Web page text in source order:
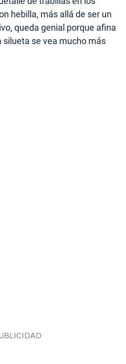
hebilla, más allá de ser un
queda genial porque afina
silueta se vea mucho más